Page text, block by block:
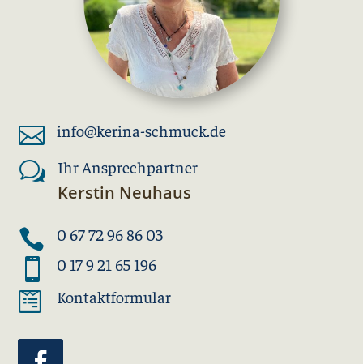
 info@kerina-schmuck.de
w Ihr Ansprechpartner
Kerstin Neuhaus
 0 67 72 96 86 03
 0 17 9 21 65 196
 Kontaktformular